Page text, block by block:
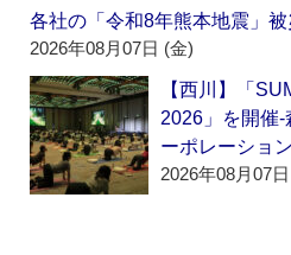
各社の「令和8年熊本地震」被
2026年08月07日 (金)
【西川】「
2026」を開催
ーポレーショ
2026年08月07